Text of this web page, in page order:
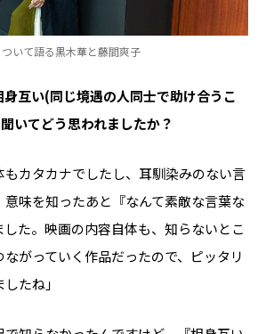
いて語る黒木華と藤間爽子
相身互い​​(同じ境遇の人同士で助け合うこ
いてどう思われましたか？
もカタカナでしたし、耳馴染みのない言
味を知ったあと『なんて素敵な言葉な
た。映画の内容自体も、知らないとこ
がっていく作品だったので、ピッタリ
たね」